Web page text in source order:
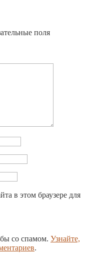
поля
в этом браузере для
со спамом. Узнайте,
.